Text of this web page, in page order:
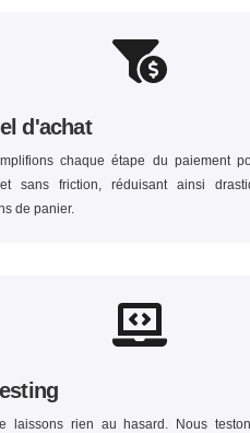
d'achat
chaque étape du paiement
sans friction, réduisant ainsi
de panier.
laissons rien au hasard. Nous